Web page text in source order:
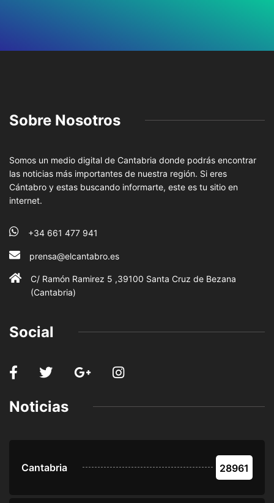
Sobre Nosotros
Somos un medio digital de Cantabria donde podrás encontrar
las noticias más importantes de nuestra región. Si eres
Cántabro y estas buscando informarte, este es tu sitio en
internet.
+34 661 477 941
prensa@elcantabro.es
C/ Ramón Ramirez 5 ,39100 Santa Cruz de Bezana
(Cantabria)
Social
Noticias
Cantabria 28961